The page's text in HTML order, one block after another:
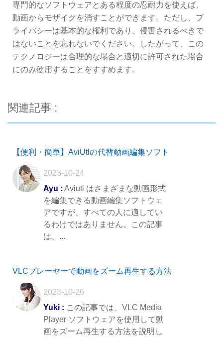
専門的なソフトウェアとある程度の忍耐力を使えば、
動画からモザイクを消すことができます。ただし、プ
ライバシーは基本的な権利であり、侵害されるべきで
はないことを忘れないでください。したがって、この
テクノロジーは合理的な場合と適切に許可された場合
にのみ使用することをすすめます。
関連記事 :
【便利・簡単】AviUtlの代替動画編集ソフト
2023-10-24
Ayu : Aviutl はさまざまな動画形式
を編集できる動画編集ソフトウェ
アですが、すべての人に適してい
るわけではありません。この記事
は、...
VLCプレーヤーで動画をズーム再生する方法
2023-10-26
Yuki : この記事では、VLC Media
Player ソフトウェアを使用して動
画をズーム再生する方法を説明し